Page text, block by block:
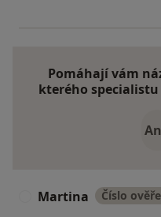
Pomáhají vám
kterého
Martina Číslo